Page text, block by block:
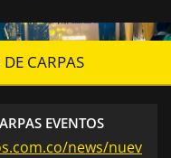
CARPAS
EVENTOS
news/nuev